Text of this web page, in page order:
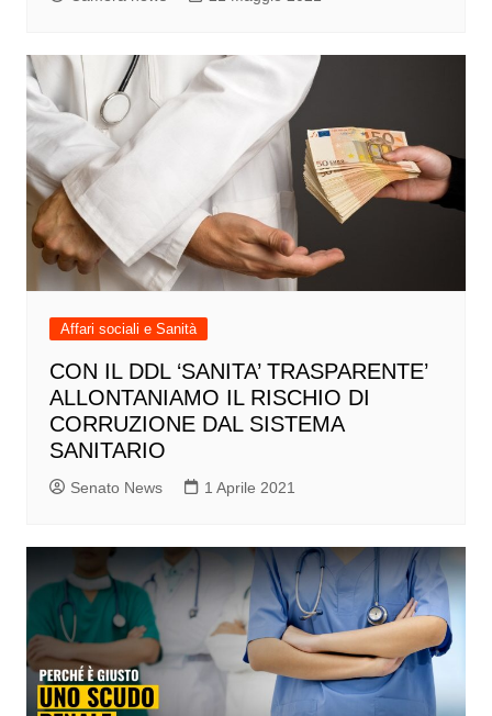
Affari sociali e Sanità
CON IL DDL ‘SANITA’ TRASPARENTE’
ALLONTANIAMO IL RISCHIO DI
CORRUZIONE DAL SISTEMA
SANITARIO
Senato News 1 Aprile 2021